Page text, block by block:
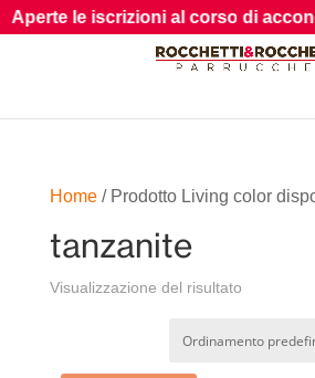
Home/ Prodotto Living color
tanzanite
Visualizzazione del risultato
le iscrizioni al corso di